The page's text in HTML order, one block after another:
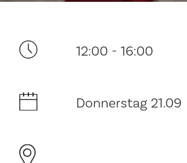
Musikk
Historie og arkitektur
12:00 - 16:00
Donnerstag 21.09